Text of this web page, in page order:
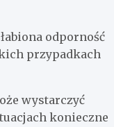
odporność
przypadkach
wystarczyć
konieczne